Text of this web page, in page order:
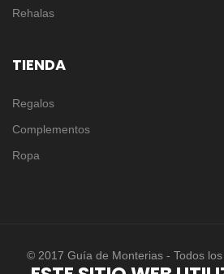
Rehalas
TIENDA
Regalos
Complementos
Ropa
© 2017 Guía de Monterias - Todos